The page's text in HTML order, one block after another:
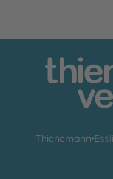
Thienemann•